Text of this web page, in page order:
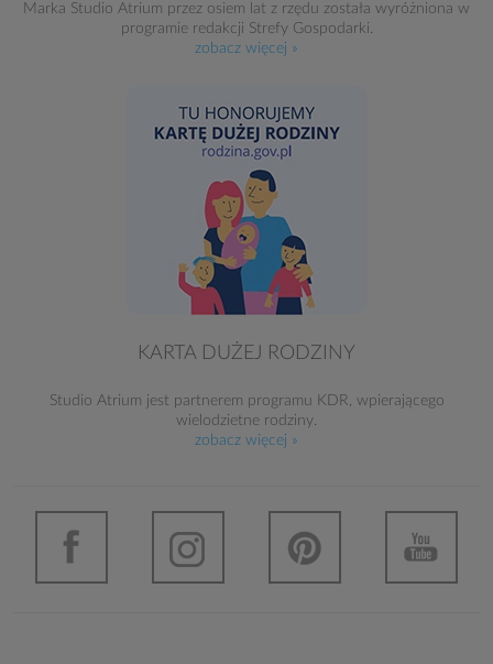
Marka Studio Atrium przez osiem lat z rzędu została wyróżniona w
programie redakcji Strefy Gospodarki.
zobacz więcej »
KARTA DUŻEJ RODZINY
Studio Atrium jest partnerem programu KDR, wpierającego
wielodzietne rodziny.
zobacz więcej »